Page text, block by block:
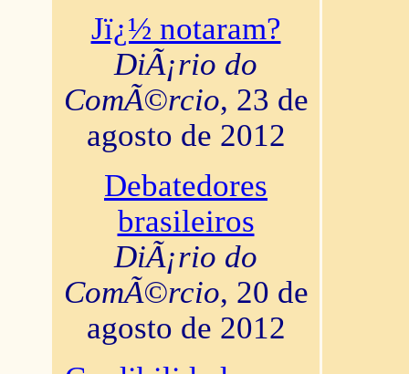
Jï¿½ notaram?
DiÃ¡rio do
ComÃ©rcio, 23 de
agosto de 2012
Debatedores
brasileiros
DiÃ¡rio do
ComÃ©rcio, 20 de
agosto de 2012